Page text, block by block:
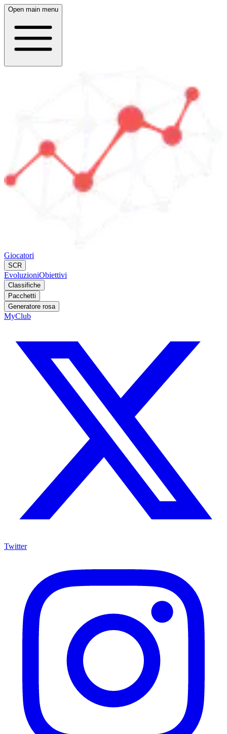
Open main menu
Giocatori
SCR
EvoluzioniObiettivi
Classifiche
Pacchetti
Generatore rosa
MyClub
Twitter